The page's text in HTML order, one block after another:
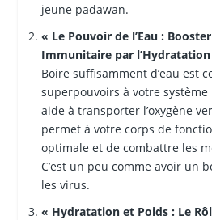
jeune padawan.
« Le Pouvoir de l’Eau :
Immunitaire par l’Hydratation
Boire suffisamment d’eau est
superpouvoirs à votre système
aide à transporter l’oxygène
permet à votre corps de
optimale et de combattre les
C’est un peu comme avoir un
les virus.
« Hydratation et Poids : Le